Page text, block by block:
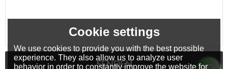
SENDEN
Cookie settings
We use cookies to provide you with the best possible
experience. They also allow us to analyze user
behavior in order to constantly improve the website for